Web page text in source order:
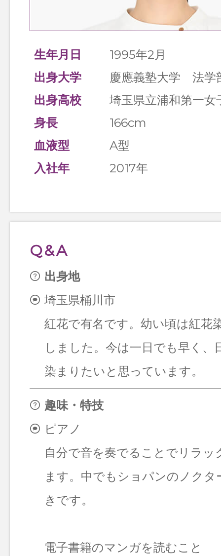
生年月日
1995年2月
出身大学
慶應義塾大学 法学
出身高校
埼玉県立浦和第一女
身長
166cm
血液型
A型
入社年
2017年
Q&A
出身地
埼玉県桶川市
紅花で有名です。幼い頃は紅花
しました。今は一日でも早く、
染まりたいと思っています。
趣味・特技
ピアノ
自分で音を奏でることでリラッ
ます。中でもショパンのノクタ
きです。
電子書籍のマンガを読むこと